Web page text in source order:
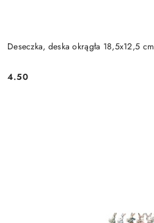
Deseczka, deska okrągła 18,5x12,5 cm
Cena:
4.50